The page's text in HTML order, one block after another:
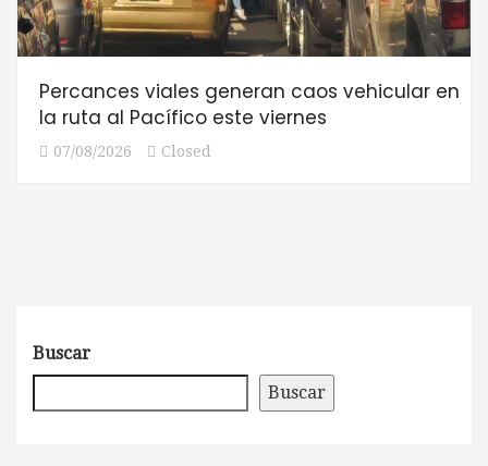
Percances viales generan caos vehicular en
la ruta al Pacífico este viernes
07/08/2026 Closed
Buscar
Buscar